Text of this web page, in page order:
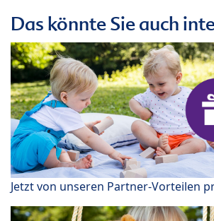
Das könnte Sie auch
Jetzt von unseren Partner-Vorteilen